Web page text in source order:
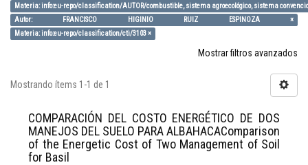
Materia: info:eu-repo/classification/AUTOR/combustible, sistema agroecológico, sistema
Autor: FRANCISCO HIGINIO RUIZ ESPINOZA ×
Materia: info:eu-repo/classification/cti/3103 ×
Mostrar filtros avanzados
Mostrando ítems 1-1 de 1
COMPARACIÓN DEL COSTO ENERGÉTICO DE DOS
MANEJOS DEL SUELO PARA ALBAHACAComparison
of the Energetic Cost of Two Management of Soil
for Basil